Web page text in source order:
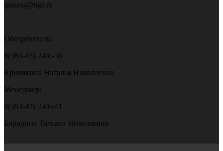
igazeta@ngs.ru
Обозреватель:
8(383-43) 2-06-56
Кривякина Наталья Николаевна
Менеджер:
8(383-43) 2-06-41
Бородина Татьяна Николаевна